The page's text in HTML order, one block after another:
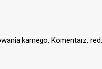
karnego. Komentarz, red.